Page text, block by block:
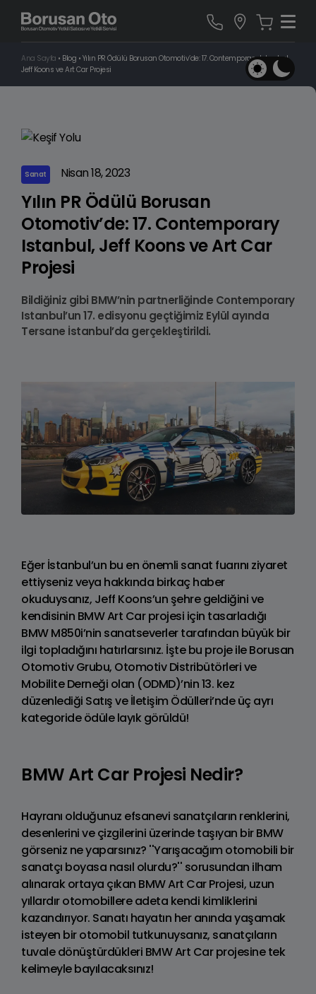
Ana Sayfa • Blog • Yılın PR Ödülü Borusan Otomotiv’de: 17. Contemporary Istanbul,
Jeff Koons ve Art Car Projesi
Sanat Nisan 18, 2023
Yılın PR Ödülü Borusan
Otomotiv’de: 17. Contemporary
Istanbul, Jeff Koons ve Art Car
Projesi
Bildiğiniz gibi BMW’nin partnerliğinde Contemporary
Istanbul’un 17. edisyonu geçtiğimiz Eylül ayında
Tersane İstanbul’da gerçekleştirildi.
Eğer İstanbul’un bu en önemli sanat fuarını ziyaret
ettiyseniz veya hakkında birkaç haber
okuduysanız, Jeff Koons’un şehre geldiğini ve
kendisinin BMW Art Car projesi için tasarladığı
BMW M850i’nin sanatseverler tarafından büyük bir
ilgi topladığını hatırlarsınız. İşte bu proje ile Borusan
Otomotiv Grubu, Otomotiv Distribütörleri ve
Mobilite Derneği olan (ODMD)’nin 13. kez
düzenlediği Satış ve İletişim Ödülleri’nde üç ayrı
kategoride ödüle layık görüldü!
BMW Art Car Projesi Nedir?
Hayranı olduğunuz efsanevi sanatçıların renklerini,
desenlerini ve çizgilerini üzerinde taşıyan bir BMW
görseniz ne yaparsınız? ''Yarışacağım otomobili bir
sanatçı boyasa nasıl olurdu?'' sorusundan ilham
alınarak ortaya çıkan BMW Art Car Projesi, uzun
yıllardır otomobillere adeta kendi kimliklerini
kazandırıyor. Sanatı hayatın her anında yaşamak
isteyen bir otomobil tutkunuysanız, sanatçıların
tuvale dönüştürdükleri BMW Art Car projesine tek
kelimeyle bayılacaksınız!